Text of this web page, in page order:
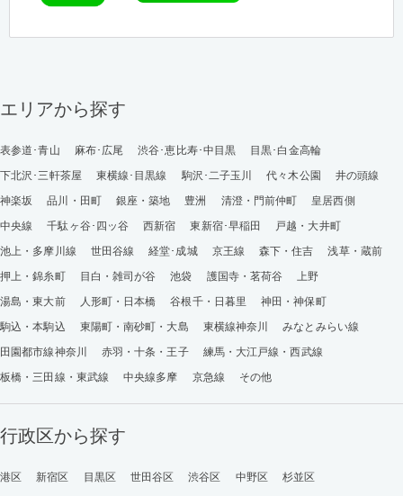
エリアから探す
表参道･青山 麻布･広尾 渋谷･恵比寿･中目黒
目黒･白金高輪
下北沢･三軒茶屋
東横線･目黒線 駒沢･二子玉川 代々木公園
井の頭線
神楽坂
品川・田町 銀座・築地 豊洲 清澄・門前仲町
皇居西側
中央線
千駄ヶ谷･四ッ谷 西新宿 東新宿･早稲田
戸越・大井町
池上・多摩川線
世田谷線 経堂･成城 京王線 森下・住吉
浅草・蔵前
押上・錦糸町
目白・雑司が谷 池袋 護国寺・茗荷谷
上野
湯島・東大前
人形町・日本橋 谷根千・日暮里
神田・神保町
駒込・本駒込
東陽町・南砂町・大島 東横線神奈川
みなとみらい線
田園都市線神奈川
赤羽・十条・王子
練馬・大江戸線・西武線
板橋・三田線・東武線
中央線多摩 京急線 その他
行政区から探す
港区 新宿区 目黒区 世田谷区 渋谷区 中野区 杉並区